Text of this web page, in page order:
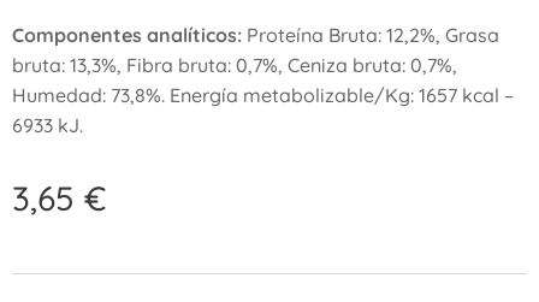
Componentes analíticos: Proteína Bruta: 12,2%, Grasa
bruta: 13,3%, Fibra bruta: 0,7%, Ceniza bruta: 0,7%,
Humedad: 73,8%. Energía metabolizable/Kg: 1657 kcal –
6933 kJ.
3,65 €